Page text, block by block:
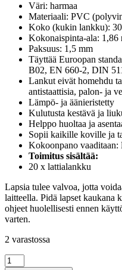
Väri: harmaa
Materiaali: PVC
Koko (kukin lankku):
Kokonaispinta-ala: 1,86
Paksuus: 1,5 mm
Täyttää Euroopan
B02, EN 660-2, DIN
Lankut eivät homehdu
antistaattisia, palon- ja
Lämpö- ja äänieristetty
Kulutusta kestävä ja
Helppo huoltaa ja
Sopii kaikille koville ja
Kokoonpano vaaditaan:
Toimitus sisältää:
20 x lattialankku
Lapsia tulee valvoa, jotta
laitteella. Pidä lapset kaukana
ohjeet huolellisesti ennen
varten.
2 varastossa
Itsekiinnittyvä